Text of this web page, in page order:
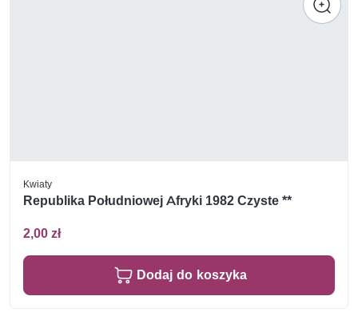
Kwiaty
Republika Południowej Afryki 1982 Czyste **
2,00 zł
Dodaj do koszyka